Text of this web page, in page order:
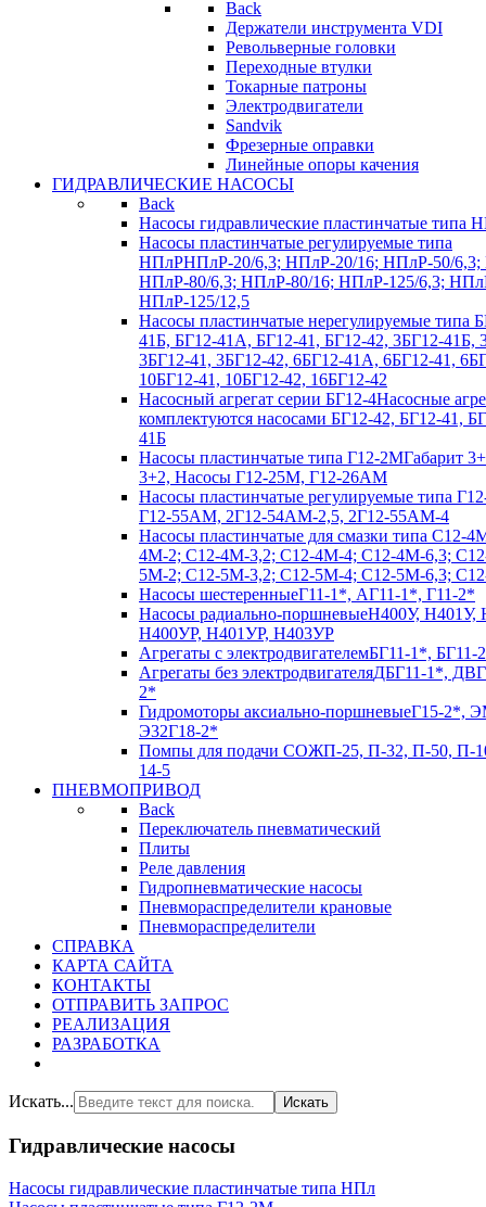
Back
Держатели инструмента VDI
Револьверные головки
Переходные втулки
Токарные патроны
Электродвигатели
Sandvik
Фрезерные оправки
Линейные опоры качения
ГИДРАВЛИЧЕСКИЕ НАСОСЫ
Back
Насосы гидравлические пластинчатые типа
Насосы пластинчатые регулируемые типа
НПлРНПлР-20/6,3; НПлР-20/16; НПлР-50/6,3;
НПлР-80/6,3; НПлР-80/16; НПлР-125/6,3;
НПлР-125/12,5
Насосы пластинчатые нерегулируемые типа
41Б, БГ12-41А, БГ12-41, БГ12-42, 3БГ12-41Б,
3БГ12-41, 3БГ12-42, 6БГ12-41А, 6БГ12-41,
10БГ12-41, 10БГ12-42, 16БГ12-42
Насосный агрегат серии БГ12-4Насосные
комплектуются насосами БГ12-42, БГ12-41,
41Б
Насосы пластинчатые типа Г12-2МГабарит
3+2, Насосы Г12-25М, Г12-26АМ
Насосы пластинчатые регулируемые типа
Г12-55АМ, 2Г12-54АМ-2,5, 2Г12-55АМ-4
Насосы пластинчатые для смазки типа C12-
4М-2; С12-4М-3,2; С12-4М-4; С12-4М-6,3;
5М-2; С12-5М-3,2; С12-5М-4; С12-5М-6,3;
Насосы шестеренныеГ11-1*, АГ11-1*, Г11-2*
Насосы радиально-поршневыеН400У, Н401У,
Н400УР, Н401УР, Н403УР
Агрегаты с электродвигателемБГ11-1*, БГ11-
Агрегаты без электродвигателяДБГ11-1*,
2*
Гидромоторы аксиально-поршневыеГ15-2*,
Э32Г18-2*
Помпы для подачи СОЖП-25, П-32, П-50, П-
14-5
ПНЕВМОПРИВОД
Back
Переключатель пневматический
Плиты
Реле давления
Гидропневматические насосы
Пневмораспределители крановые
Пневмораспределители
СПРАВКА
КАРТА САЙТА
КОНТАКТЫ
ОТПРАВИТЬ ЗАПРОС
РЕАЛИЗАЦИЯ
РАЗРАБОТКА
Искать... Искать
Гидравлические насосы
Насосы гидравлические пластинчатые типа НПл